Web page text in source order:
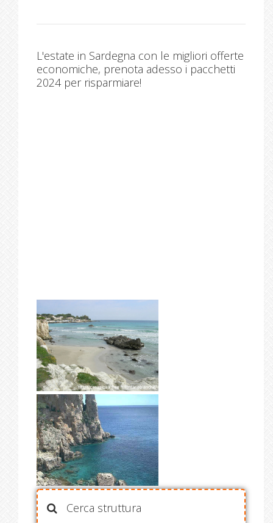
L'estate in Sardegna con le migliori offerte
economiche, prenota adesso i pacchetti
2024 per risparmiare!
Cerca struttura